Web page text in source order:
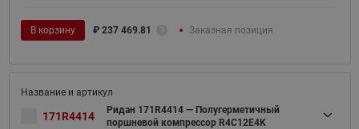
В корзину ₽ 237 469.81 Заказная позиция
171R4414
Ридан 171R4414 — Полугерметичный
поршневой компрессор R4C12E4K